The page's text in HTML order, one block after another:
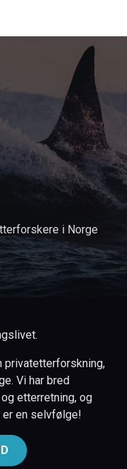
i Norge
privatetterforskning,
Vi har bred
etterretning, og
er en selvfølge!